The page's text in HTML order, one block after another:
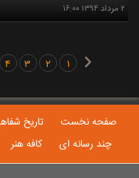
۲ مرداد ۱۳۹۴ ۱۶:۰۰
۱ ۲ ۳ ۴
صفحه نخست تاریخ
چند رسانه ای
کافه هنر